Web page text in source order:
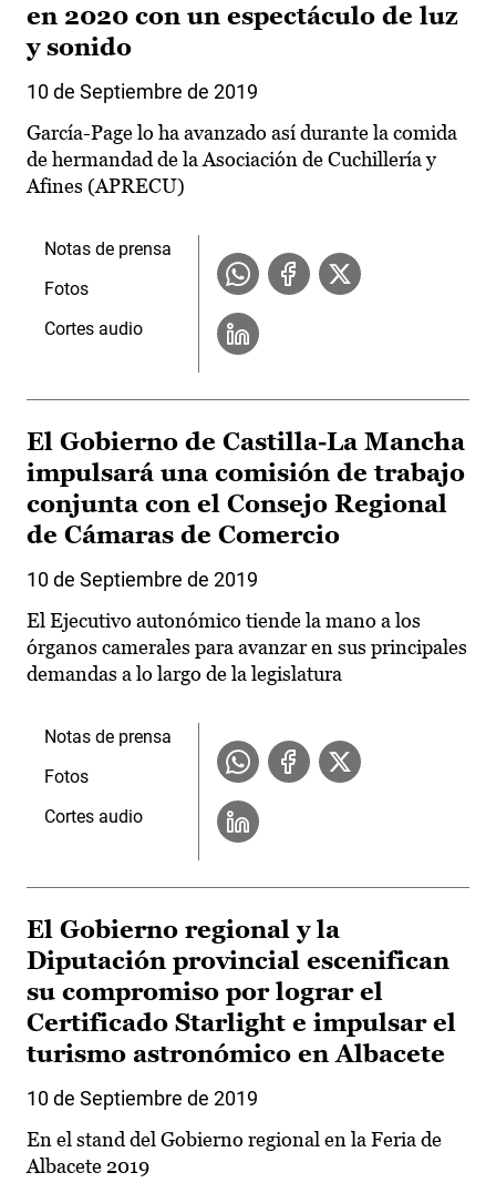
en 2020 con un espectáculo de luz
y sonido
10 de Septiembre de 2019
García-Page lo ha avanzado así durante la comida
de hermandad de la Asociación de Cuchillería y
Afines (APRECU)
Notas de prensa
Fotos
Cortes audio
El Gobierno de Castilla-La Mancha
impulsará una comisión de trabajo
conjunta con el Consejo Regional
de Cámaras de Comercio
10 de Septiembre de 2019
El Ejecutivo autonómico tiende la mano a los
órganos camerales para avanzar en sus principales
demandas a lo largo de la legislatura
Notas de prensa
Fotos
Cortes audio
El Gobierno regional y la
Diputación provincial escenifican
su compromiso por lograr el
Certificado Starlight e impulsar el
turismo astronómico en Albacete
10 de Septiembre de 2019
En el stand del Gobierno regional en la Feria de
Albacete 2019